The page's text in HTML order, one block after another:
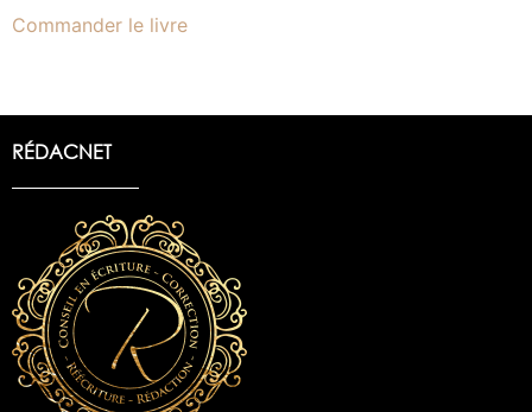
Commander le livre
RÉDACNET